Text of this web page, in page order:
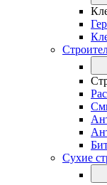
Сухие